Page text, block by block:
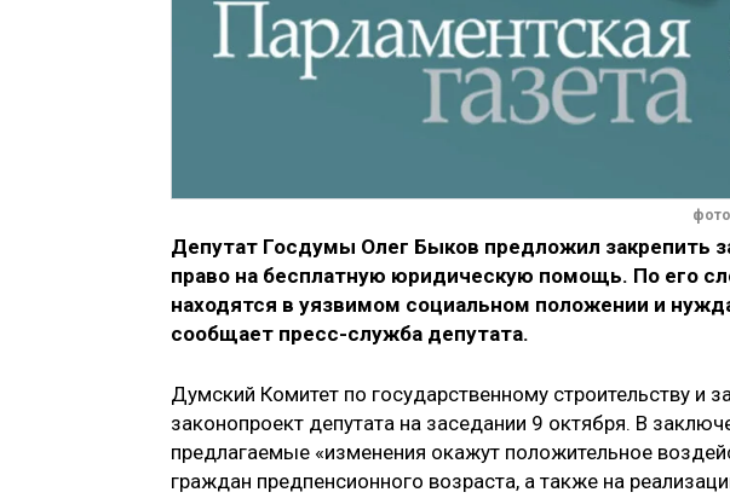
Депутат Госдумы Олег Быков предложил закрепить
право на бесплатную юридическую помощь. По его
находятся в уязвимом социальном положении и
сообщает пресс-служба депутата.
Думский Комитет по государственному строительству и
законопроект депутата на заседании 9 октября. В
предлагаемые «изменения окажут положительное
граждан предпенсионного возраста, а также на